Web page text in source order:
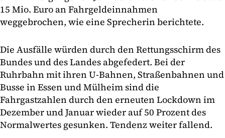
15 Mio. Euro an Fahrgeldeinnahmen
weggebrochen, wie eine Sprecherin berichtete.
Die Ausfälle würden durch den Rettungsschirm des
Bundes und des Landes abgefedert. Bei der
Ruhrbahn mit ihren U-Bahnen, Straßenbahnen und
Busse in Essen und Mülheim sind die
Fahrgastzahlen durch den erneuten Lockdown im
Dezember und Januar wieder auf 50 Prozent des
Normalwertes gesunken. Tendenz weiter fallend.